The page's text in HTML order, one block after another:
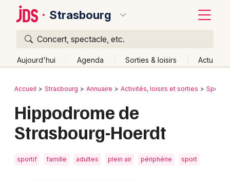
Strasbourg
Concert, spectacle, etc.
Aujourd'hui Agenda Sorties & loisirs Actu
Publier un événement
Bordeaux
Colmar
Retour
Accueil Strasbourg Annuaire Activités, loisirs et sorties Sport
Hippodrome de
Strasbourg-Hoerdt
sportif famille adultes plein air périphérie sport
Quoi ?
Où ?
Partout
Près de moi Changer de lieu
Quand ?
Effacer les dates